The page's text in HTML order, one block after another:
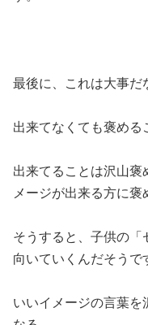
最後に、これは大事だ
出来てなくても褒める
出来てることは沢山褒
メージが出来る方に褒
そうすると、子供の「
向いていくんだそうで
いいイメージの言葉を